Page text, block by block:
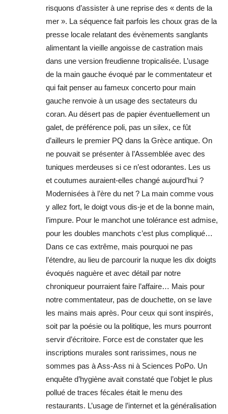
risquons d’assister à une reprise des « dents de la
mer ». La séquence fait parfois les choux gras de la
presse locale relatant des évènements sanglants
alimentant la vieille angoisse de castration mais
dans une version freudienne tropicalisée. L’usage
de la main gauche évoqué par le commentateur et
qui fait penser au fameux concerto pour main
gauche renvoie à un usage des sectateurs du
coran. Au désert pas de papier éventuellement un
galet, de préférence poli, pas un silex, ce fût
d’ailleurs le premier PQ dans la Grèce antique. On
ne pouvait se présenter à l’Assemblée avec des
tuniques merdeuses si ce n’est odorantes. Les us
et coutumes auraient-elles changé aujourd’hui ?
Modernisées à l’ère du net ? La main comme vous
y allez fort, le doigt vous dis-je et de la bonne main,
l’impure. Pour le manchot une tolérance est admise,
pour les doubles manchots c’est plus compliqué…
Dans ce cas extrême, mais pourquoi ne pas
l’étendre, au lieu de parcourir la nuque les dix doigts
évoqués naguère et avec détail par notre
chroniqueur pourraient faire l’affaire… Mais pour
notre commentateur, pas de douchette, on se lave
les mains mais après. Pour ceux qui sont inspirés,
soit par la poésie ou la politique, les murs pourront
servir d’écritoire. Force est de constater que les
inscriptions murales sont rarissimes, nous ne
sommes pas à Ass-Ass ni à Sciences PoPo. Un
enquête d’hygiène avait constaté que l’objet le plus
pollué de traces fécales était le menu des
restaurants. L’usage de l’internet et la généralisation